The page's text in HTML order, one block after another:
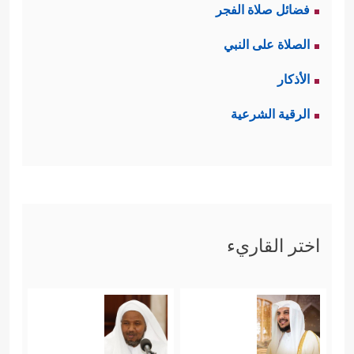
للمعركة والمأزق الخانق الذي وجد
المسلمون أنفسهم فيه:
لعَبِتْه المجموعة المنافقة في ذلك
دين الناس والوعد الذي سمِعَه
المسلمون عن نبيِّهم ﴿وَإِذۡ یَقُولُ ٱلۡمُنَـٰفِقُونَ
فضائل صلاة الفجر
الصلاة على النبي
الأذكار
الرقية الشرعية
اختر القاريء